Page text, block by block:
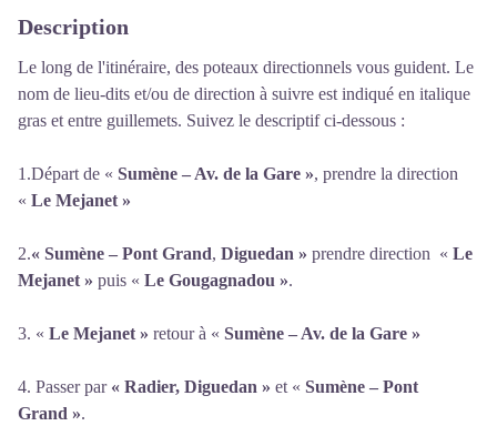
Description
Le long de l'itinéraire, des poteaux directionnels vous guident. Le
nom de lieu-dits et/ou de direction à suivre est indiqué en italique
gras et entre guillemets. Suivez le descriptif ci-dessous :
1.Départ de « Sumène – Av. de la Gare », prendre la direction
« Le Mejanet »
2.« Sumène – Pont Grand, Diguedan » prendre direction « Le
Mejanet » puis « Le Gougagnadou ».
3. « Le Mejanet » retour à « Sumène – Av. de la Gare »
4. Passer par« Radier, Diguedan » et « Sumène – Pont
Grand ».